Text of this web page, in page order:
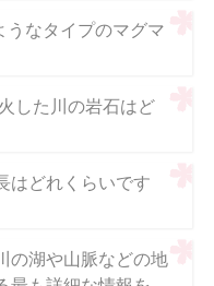
なタイプのマグマ
した川の岩石はど
はどれくらいです
の湖や山脈などの地